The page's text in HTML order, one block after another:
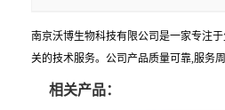
南京沃博生物科技有限公司是一家专注
关的技术服务。公司产品质量可靠,服务
相关产品：